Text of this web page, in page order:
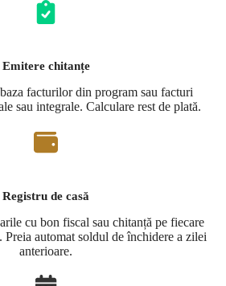
Emitere chitanțe
facturilor din program sau facturi
sau integrale. Calculare rest de plată.
Registru de casă
cu bon fiscal sau chitanță pe fiecare
automat soldul de închidere a zilei
anterioare.